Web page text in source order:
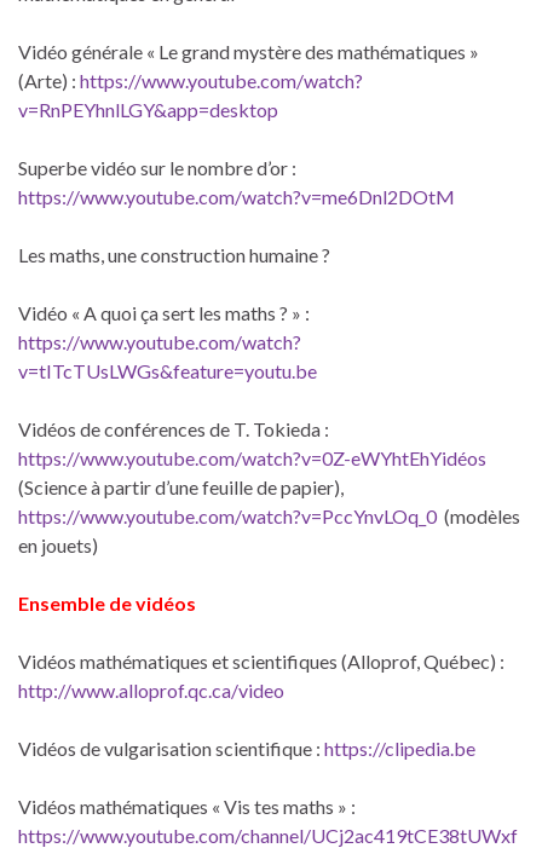
Vidéo générale « Le grand mystère des mathématiques »
(Arte) : https://www.youtube.com/watch?
v=RnPEYhnlLGY&app=desktop
Superbe vidéo sur le nombre d’or :
https://www.youtube.com/watch?v=me6Dnl2DOtM
Les maths, une construction humaine ?
Vidéo « A quoi ça sert les maths ? » :
https://www.youtube.com/watch?
v=tITcTUsLWGs&feature=youtu.be
Vidéos de conférences de T. Tokieda :
https://www.youtube.com/watch?v=0Z-eWYhtEhYidéos
(Science à partir d’une feuille de papier),
https://www.youtube.com/watch?v=PccYnvLOq_0(modèles
en jouets)
Ensemble de vidéos
Vidéos mathématiques et scientifiques (Alloprof, Québec) :
http://www.alloprof.qc.ca/video
Vidéos de vulgarisation scientifique : https://clipedia.be
Vidéos mathématiques « Vis tes maths » :
https://www.youtube.com/channel/UCj2ac419tCE38tUWxf